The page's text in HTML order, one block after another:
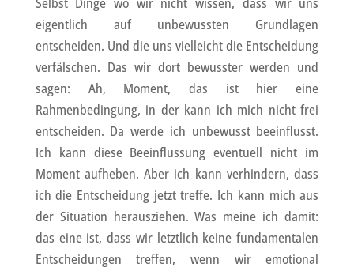
eigentlich auf unbewussten Grundlagen
entscheiden. Und die uns vielleicht die Entscheidung
verfälschen. Das wir dort bewusster werden und
sagen: Ah, Moment, das ist hier eine
Rahmenbedingung, in der kann ich mich nicht frei
entscheiden. Da werde ich unbewusst beeinflusst.
Ich kann diese Beeinflussung eventuell nicht im
Moment aufheben. Aber ich kann verhindern, dass
ich die Entscheidung jetzt treffe. Ich kann mich aus
der Situation herausziehen. Was meine ich damit:
das eine ist, dass wir letztlich keine fundamentalen
Entscheidungen treffen, wenn wir emotional